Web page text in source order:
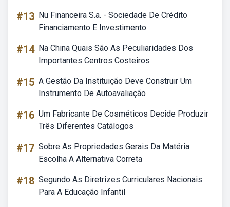
#13 Nu Financeira S.a. - Sociedade De Crédito
Financiamento E Investimento
#14 Na China Quais São As Peculiaridades Dos
Importantes Centros Costeiros
#15 A Gestão Da Instituição Deve Construir Um
Instrumento De Autoavaliação
#16 Um Fabricante De Cosméticos Decide Produzir
Três Diferentes Catálogos
#17 Sobre As Propriedades Gerais Da Matéria
Escolha A Alternativa Correta
#18 Segundo As Diretrizes Curriculares Nacionais
Para A Educação Infantil